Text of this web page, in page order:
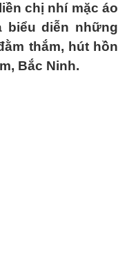
chị nhí mặc áo
biểu diễn những
thắm, hút hồn
Bắc Ninh.